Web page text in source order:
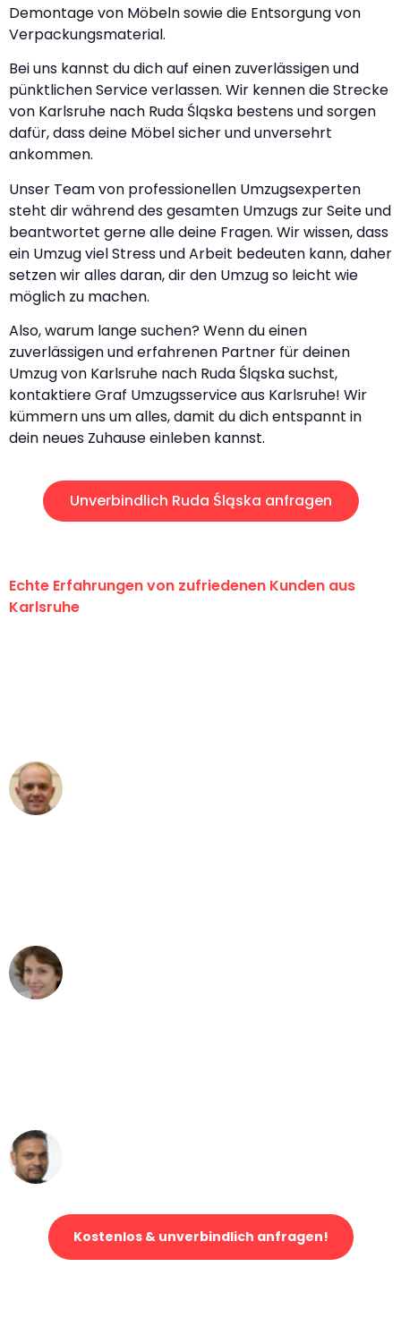
Demontage von Möbeln sowie die Entsorgung von
Verpackungsmaterial.
Bei uns kannst du dich auf einen zuverlässigen und
pünktlichen Service verlassen. Wir kennen die Strecke
von Karlsruhe nach Ruda Śląska bestens und sorgen
dafür, dass deine Möbel sicher und unversehrt
ankommen.
Unser Team von professionellen Umzugsexperten
steht dir während des gesamten Umzugs zur Seite und
beantwortet gerne alle deine Fragen. Wir wissen, dass
ein Umzug viel Stress und Arbeit bedeuten kann, daher
setzen wir alles daran, dir den Umzug so leicht wie
möglich zu machen.
Also, warum lange suchen? Wenn du einen
zuverlässigen und erfahrenen Partner für deinen
Umzug von Karlsruhe nach Ruda Śląska suchst,
kontaktiere Graf Umzugsservice aus Karlsruhe! Wir
kümmern uns um alles, damit du dich entspannt in
dein neues Zuhause einleben kannst.
Unverbindlich Ruda Śląska anfragen
Echte Erfahrungen von zufriedenen Kunden aus
Karlsruhe
Kostenlos & unverbindlich anfragen!